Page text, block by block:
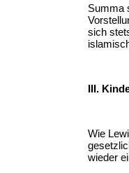
Summa
sich
III.
Wie
wieder